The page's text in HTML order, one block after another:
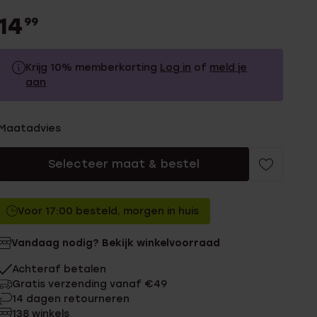
99
Krijg 10% memberkorting Log in of meld je
aan
Zonder memberkorting
Selecteer maat & bestel
Voor 17:00 besteld, morgen in huis
Vandaag nodig? Bekijk winkelvoorraad
Achteraf betalen
Gratis verzending vanaf €49
14 dagen retourneren
138 winkels